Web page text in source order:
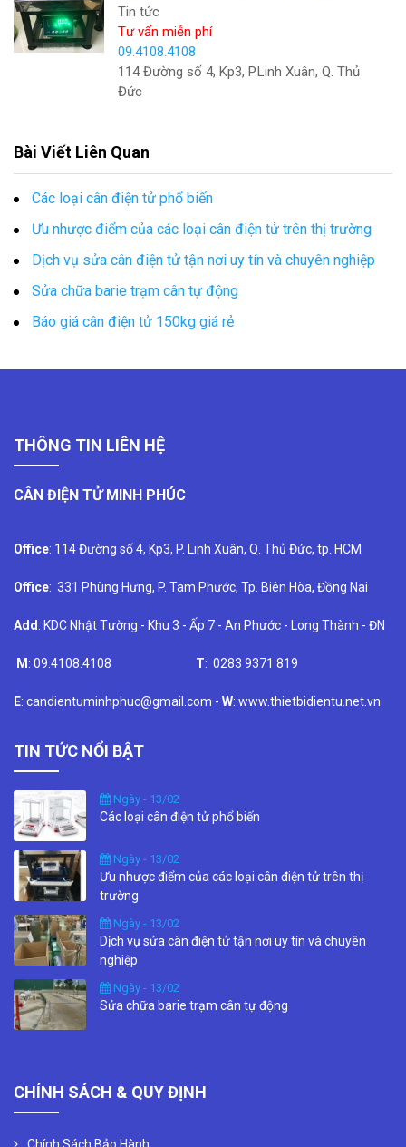
Tin tức
Tư vấn miễn phí
09.4108.4108
114 Đường số 4, Kp3, P.Linh Xuân, Q. Thủ
Đức
Bài Viết Liên Quan
Các loại cân điện tử phổ biến
Ưu nhược điểm của các loại cân điện tử trên thị trường
Dịch vụ sửa cân điện tử tận nơi uy tín và chuyên nghiệp
Sửa chữa barie trạm cân tự động
Báo giá cân điện tử 150kg giá rẻ
THÔNG TIN LIÊN HỆ
CÂN ĐIỆN TỬ MINH PHÚC
Office: 114 Đường số 4, Kp3, P. Linh Xuân, Q. Thủ Đức, tp. HCM
Office: 331 Phùng Hưng, P. Tam Phước, Tp. Biên Hòa, Đồng Nai
Add : KDC Nhật Tường - Khu 3 - Ấp 7 - An Phước - Long Thành - ĐN
M : 09.4108.4108 T: 0283 9371 819
E: candientuminhphuc@gmail.com - W: www.thietbidientu.net.vn
TIN TỨC NỔI BẬT
Ngày - 13/02
Các loại cân điện tử phổ biến
Ngày - 13/02
Ưu nhược điểm của các loại cân điện tử trên thị
trường
Ngày - 13/02
Dịch vụ sửa cân điện tử tận nơi uy tín và chuyên
nghiệp
Ngày - 13/02
Sửa chữa barie trạm cân tự động
CHÍNH SÁCH & QUY ĐỊNH